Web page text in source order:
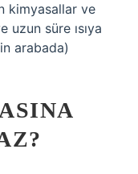
kimyasallar ve
süre ısıya
arabada)